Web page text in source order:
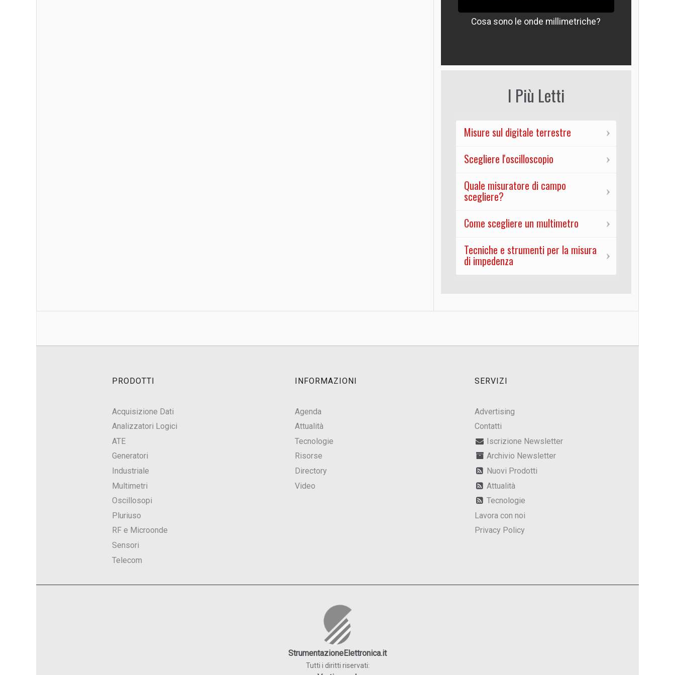
Cosa sono le onde millimetriche?
I Più Letti
Misure sul digitale terrestre
Scegliere l'oscilloscopio
Quale misuratore di campo
scegliere?
Come scegliere un multimetro
Tecniche e strumenti per la misura
di impedenza
PRODOTTI
Acquisizione Dati
Analizzatori Logici
ATE
Generatori
Industriale
Multimetri
Oscillosopi
Pluriuso
RF e Microonde
Sensori
Telecom
INFORMAZIONI
Agenda
Attualità
Tecnologie
Risorse
Directory
Video
SERVIZI
Advertising
Contatti
Iscrizione Newsletter
Archivio Newsletter
Nuovi Prodotti
Attualità
Tecnologie
Lavora con noi
Privacy Policy
StrumentazioneElettronica.it
Tutti i diritti riservati: